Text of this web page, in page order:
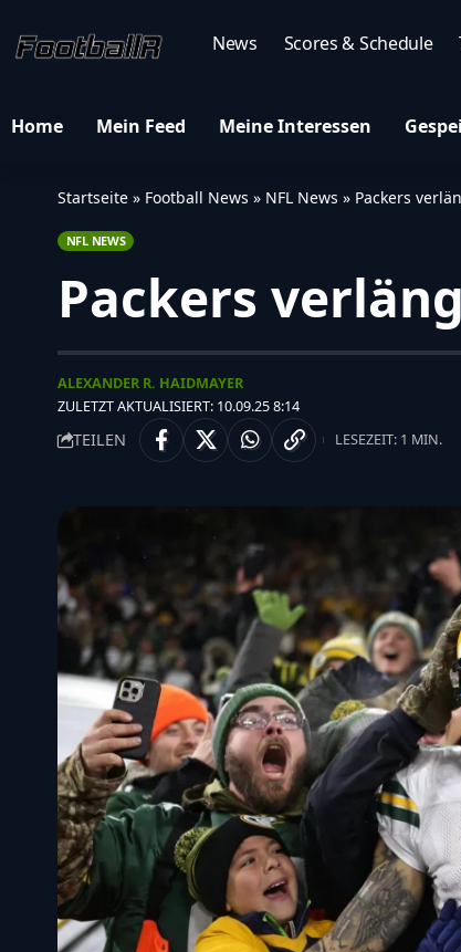
News Scores & Schedule
Home Mein Feed Meine Interessen
Startseite » Football News » NFL News » Packers
NFL NEWS
Packers
ZULETZT AKTUALISIERT: 10.09.25 8:14
ALEXANDER R. HAIDMAYER
TEILEN LESEZEIT: 1 MIN.